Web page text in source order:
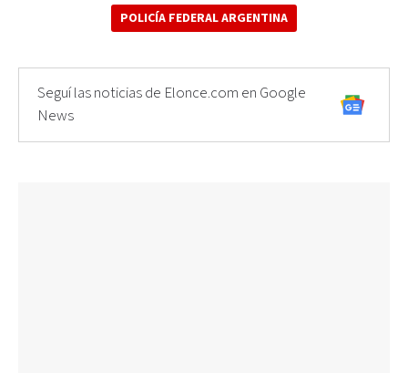
POLICÍA FEDERAL ARGENTINA
Seguí las noticias de Elonce.com en Google
News